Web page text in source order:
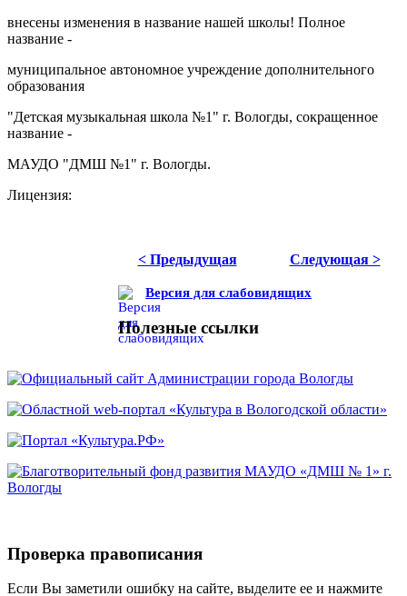
внесены изменения в название нашей школы! Полное
название -
муниципальное автономное учреждение дополнительного
образования
"Детская музыкальная школа №1" г. Вологды, сокращенное
название -
МАУДО "ДМШ №1" г. Вологды.
Лицензия:
< Предыдущая Следующая >
Версия для слабовидящих
Полезные ссылки
Проверка правописания
Если Вы заметили ошибку на сайте, выделите ее и нажмите